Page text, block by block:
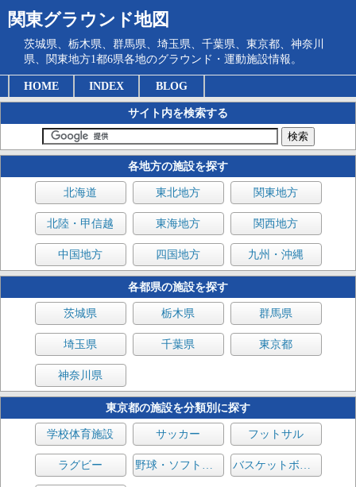
関東グラウンド地図
茨城県、栃木県、群馬県、埼玉県、千葉県、東京都、神奈川
県、関東地方1都6県各地のグラウンド・運動施設情報。
HOME INDEX BLOG
サイト内を検索する
各地方の施設を探す
北海道 東北地方 関東地方
北陸・甲信越 東海地方 関西地方
中国地方 四国地方 九州・沖縄
各都県の施設を探す
茨城県 栃木県 群馬県
埼玉県 千葉県 東京都
神奈川県
東京都の施設を分類別に探す
学校体育施設 サッカー フットサル
ラグビー 野球・ソフトボール バスケットボール